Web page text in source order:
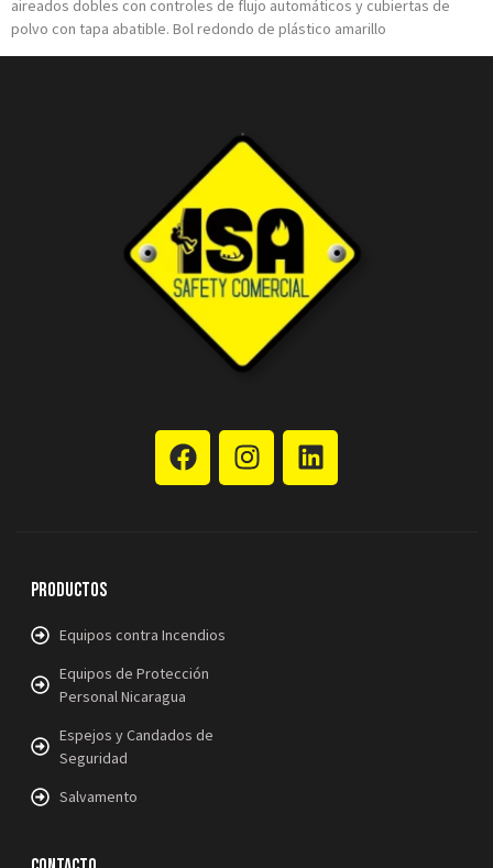
aireados dobles con controles de flujo automáticos y cubiertas de
polvo con tapa abatible. Bol redondo de plástico amarillo
Productos
Equipos contra Incendios
Equipos de Protección
Personal Nicaragua
Espejos y Candados de
Seguridad
Salvamento